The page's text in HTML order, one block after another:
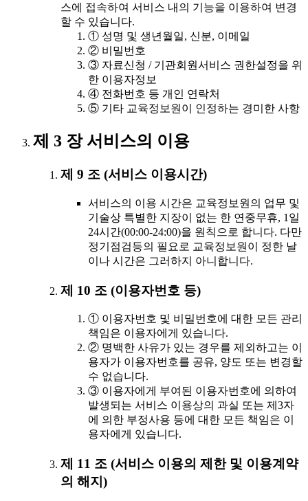
스에 접속하여 서비스 내의 기능을 이용하여 변경
할 수 있습니다.
① 성명 및 생년월일, 신분, 이메일
② 비밀번호
③ 자료신청 / 기관회원서비스 권한설정을 위
한 이용자정보
④ 전화번호 등 개인 연락처
⑤ 기타 교육정보원이 인정하는 경미한 사항
제 3 장 서비스의 이용
제 9 조 (서비스 이용시간)
서비스의 이용 시간은 교육정보원의 업무 및
기술상 특별한 지장이 없는 한 연중무휴, 1일
24시간(00:00-24:00)을 원칙으로 합니다. 다만
정기점검등의 필요로 교육정보원이 정한 날
이나 시간은 그러하지 아니합니다.
제 10 조 (이용자번호 등)
① 이용자번호 및 비밀번호에 대한 모든 관리
책임은 이용자에게 있습니다.
② 명백한 사유가 있는 경우를 제외하고는 이
용자가 이용자번호를 공유, 양도 또는 변경할
수 없습니다.
③ 이용자에게 부여된 이용자번호에 의하여
발생되는 서비스 이용상의 과실 또는 제3자
에 의한 부정사용 등에 대한 모든 책임은 이
용자에게 있습니다.
제 11 조 (서비스 이용의 제한 및 이용계약
의 해지)